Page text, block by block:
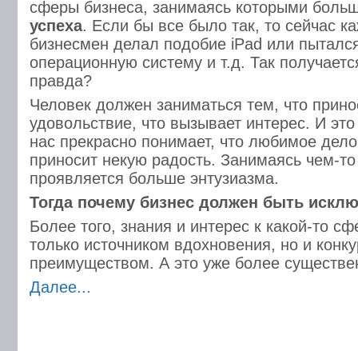
сферы бизнеса, занимаясь которыми
успеха. Если бы все было так, то сейчас
бизнесмен делал подобие iPad или
операционную систему и т.д. Так
правда?
Человек должен заниматься тем, что
удовольствие, что вызывает интерес. И
нас прекрасно понимает, что любимое
приносит некую радость. Занимаясь чем-
проявляется больше энтузиазма.
Тогда почему бизнес должен быть
Более того, знания и интерес к какой-то
только источником вдохновения, но и
преимуществом. А это уже более
Далее...